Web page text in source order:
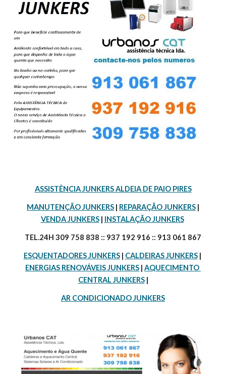
ASSISTÊNCIA JUNKERS ALDEIA DE PAIO PIRES
MANUTENÇÃO JUNKERS | REPARAÇÃO JUNKERS
VENDA JUNKERS | INSTALAÇÃO JUNKERS
TEL.24H 309 758 838 :: 937 192 916 :: 913 061 867
ESQUENTADORES JUNKERS | CALDEIRAS JUNKERS
ENERGIAS RENOVÁVEIS JUNKERS | AQUECIMENTO
CENTRAL JUNKERS |
AR CONDICIONADO JUNKERS